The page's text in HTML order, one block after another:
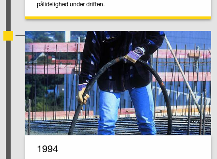
pålidelighed under driften.
1994